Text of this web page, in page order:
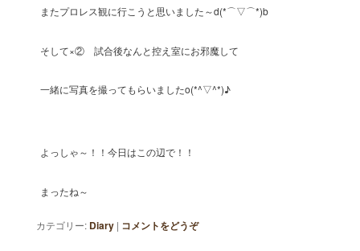
またプロレス観に行こうと思いました～d(*⌒▽⌒*)b
そして×② 試合後なんと控え室にお邪魔して
一緒に写真を撮ってもらいましたo(*^▽^*)♪
よっしゃ～！！今日はこの辺で！！
まったね～
カテゴリー: Diary | コメントをどうぞ